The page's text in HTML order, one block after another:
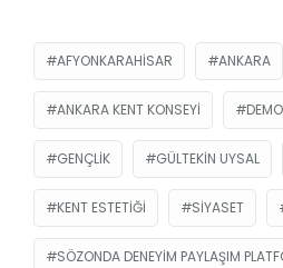
AFYONKARAHISAR ANKARA
ANKARA KENT KONSEYI
GENÇLIK GÜLTEKIN UYSAL
KENT ESTETIĞI SIYASET
SÖZONDA DENEYIM PAYLAŞIM